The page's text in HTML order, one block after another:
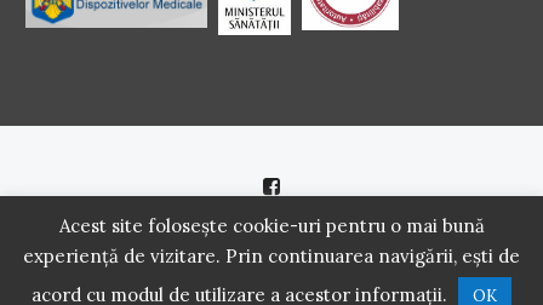
Politică de cookie |Politică de confidenţialitate
2016 - 2021 Copyright. Scoala Pacientilor - QUINN Media SRL.
Acest site folosește cookie-uri pentru o mai bună
experiență de vizitare. Prin continuarea navigării, ești de
acord cu modul de utilizare a acestor informații.
OK